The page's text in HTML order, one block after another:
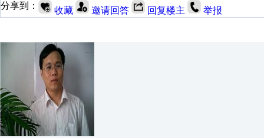
分享到：
收藏 邀请回答 回复楼主 举报